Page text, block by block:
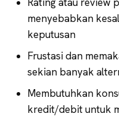
menyebabkan
keputusan
Frustasi dan
sekian banyak
Membutuhkan
kredit/debit untuk